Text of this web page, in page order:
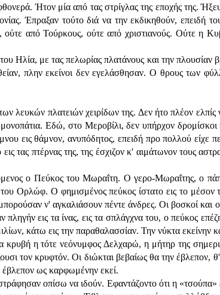
Ήτον μία από τας στρίγλας της εποχής της.
Έπραξαν τούτο διά να την εκδικηθούν, επειδή
από Τούρκους, ούτε από χριστιανούς. Ούτε η
με τας πελωρίας πλατάνους και την πλουσίαν
πλην εκείνοι δεν εγελάσθησαν. Ο θρους των
λευκών πλατειών χειρίδων της. Δεν ήτο πλέον
Εδώ, στο Μεροβίλι, δεν υπήρχον
εις θάμνον, ανυπόδητος, επειδή προ πολλού είχε
τας πτέρνας της, της έσχιζον κ' αιμάτωνον τους
ο Πεύκος του Μωραΐτη. Ο γερο-Μωραΐτης, ο
Ορλώφ. Ο φημισμένος πεύκος ίστατο εις το μέσον
ν' αγκαλιάσουν πέντε άνδρες. Οι βοσκοί και
εις τα ίνας, εις τα σπλάγχνα του, ο πεύκος
κάτω εις την παραθαλασσίαν. Την νύκτα εκείνην
η τότε νεόνυμφος Δελχαρώ, η μήτηρ της
τον κρυφτόν. Οι διώκται βεβαίως θα την
ως καρφωμένην εκεί.
οπίσω να ιδούν. Εφαντάζοντο ότι η «τσούπα»